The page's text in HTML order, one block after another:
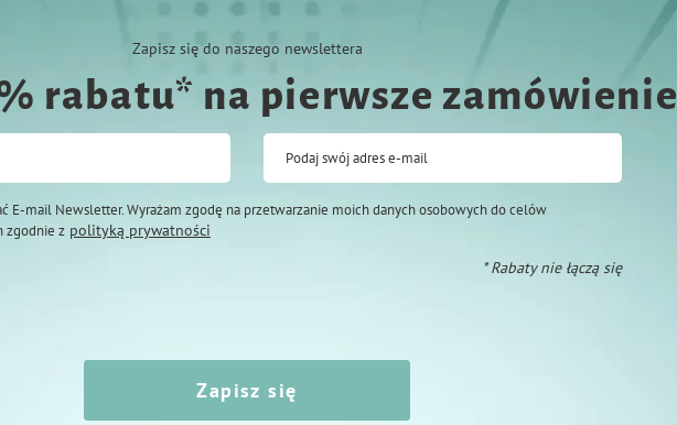
Zapisz się do naszego newslettera
rabatu* na pierwsze zamówienie
Podaj swój adres e-mail
E-mail Newsletter. Wyrażam zgodę na przetwarzanie moich danych osobowych do celów
zgodnie z polityką prywatności
* Rabaty nie łączą się
Zapisz się